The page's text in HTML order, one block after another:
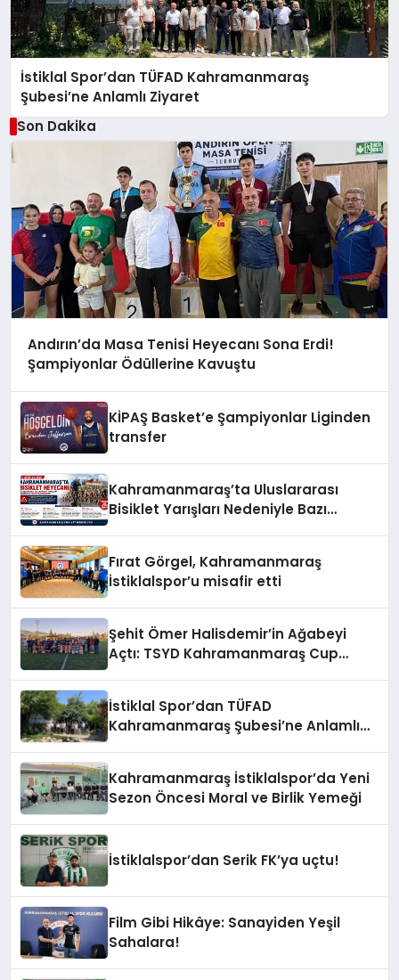
İstiklal Spor’dan TÜFAD Kahramanmaraş
Şubesi’ne Anlamlı Ziyaret
Son Dakika
Andırın’da Masa Tenisi Heyecanı Sona Erdi!
Şampiyonlar Ödüllerine Kavuştu
KİPAŞ Basket’e Şampiyonlar Liginden
transfer
Kahramanmaraş’ta Uluslararası
Bisiklet Yarışları Nedeniyle Bazı
Fırat Görgel, Kahramanmaraş
İstiklalspor’u misafir etti
Şehit Ömer Halisdemir’in Ağabeyi
Açtı: TSYD Kahramanmaraş Cup
İstiklal Spor’dan TÜFAD
Kahramanmaraş Şubesi’ne Anlamlı
Kahramanmaraş İstiklalspor’da Yeni
Sezon Öncesi Moral ve Birlik Yemeği
İstiklalspor’dan Serik FK’ya uçtu!
Film Gibi Hikâye: Sanayiden Yeşil
Sahalara!